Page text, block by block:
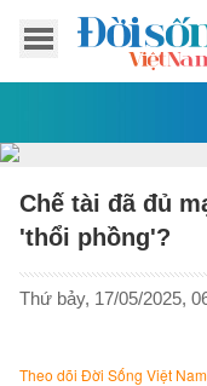
Chế tài đã đủ
'thổi phồng'?
Thứ bảy, 17/05/2025,
Theo dõi Đời Sống Việt